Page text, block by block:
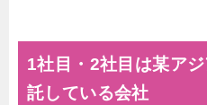
1社目・2社目は某ア
託している会社